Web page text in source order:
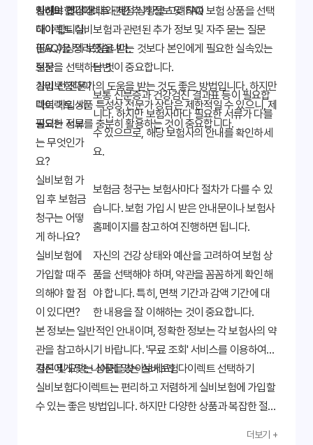
인해야 합니다.
자신의 건강 상태와 재정 상황을 고려하여 보험 상품을 선택
해야 합니다.
필요 이상의 보장을 받는 것보다 본인에게 필요한 실속있는
보장을 선택하는 것이 중요합니다.
가입 전 전문가의 도움을 받는 것도 좋은 방법입니다. 하지만
다이렉트 상품 특성상 전문가 상담은 제한적일 수 있으니, 제
공되는 정보를 충분히 활용하는 것이 중요합니다.
실비보험다이렉트 관련 추가 정보 및 FAQ
다이렉트 실비보험과 관련된 추가 정보 및 자주 묻는 질문
(FAQ)을 정리했습니다.
질문
답변
실비보험다이
렉트 가입 시
필요한 서류
는 무엇인가
요?
보통 신분증과 건강검진 결과표 등이 필요합
니다. 하지만 보험사마다 필요한 서류가 다를
수 있으므로, 해당 보험사의 안내를 확인하세
요.
실비보험 가
입 후 보험금
청구는 어떻
게 하나요?
보험금 청구는 보험사마다 절차가 다를 수 있
습니다. 보험 가입 시 받은 안내문이나 보험사
홈페이지를 참고하여 진행하면 됩니다.
실비보험에
가입할 때 주
의해야 할 점
이 있다면?
자신의 건강 상태와 예산을 고려하여 보험 상
품을 선택해야 하며, 약관을 꼼꼼하게 확인해
야 합니다. 특히, 면책 기간과 감액 기간에 대
한 내용을 잘 이해하는 것이 중요합니다.
본 정보는 일반적인 안내이며, 정확한 정보는 각 보험사의 약
관을 참고하시기 바랍니다. '무료 조회' 서비스를 이용하여
자신에게 맞는 상품을 찾아보세요!
결론 및 요약: 나에게 맞는 실비보험다이렉트 선택하기
실비보험다이렉트는 편리하고 저렴하게 실비보험에 가입할
수 있는 좋은 방법입니다. 하지만 다양한 상품과 복잡한 절차
더보기 +